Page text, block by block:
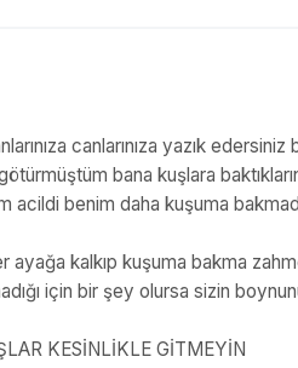
canlarınıza yazık
bana kuşlara
acildi benim daha kuşuma
ayağa kalkıp kuşuma bakma
için bir şey olursa sizin
KESİNLİKLE GİTMEYİN